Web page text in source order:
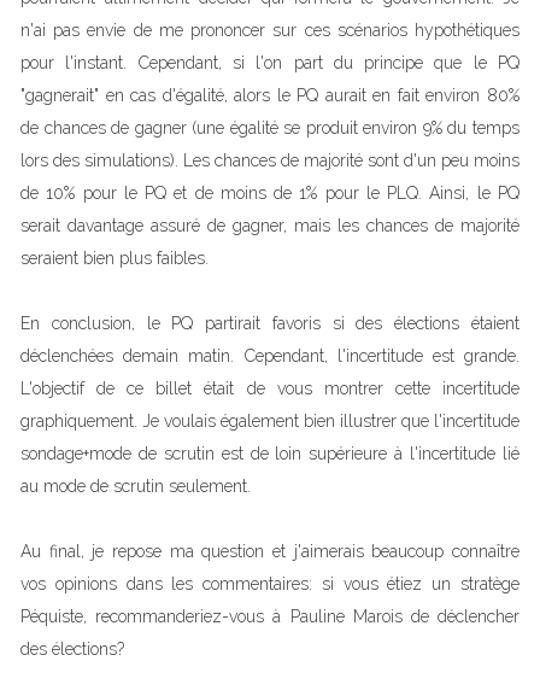
n'ai pas envie de me prononcer sur ces scénarios hypothétiques
pour l'instant. Cependant, si l'on part du principe que le PQ
"gagnerait" en cas d'égalité, alors le PQ aurait en fait environ 80%
de chances de gagner (une égalité se produit environ 9% du temps
lors des simulations). Les chances de majorité sont d'un peu moins
de 10% pour le PQ et de moins de 1% pour le PLQ. Ainsi, le PQ
serait davantage assuré de gagner, mais les chances de majorité
seraient bien plus faibles.
En conclusion, le PQ partirait favoris si des élections étaient
déclenchées demain matin. Cependant, l'incertitude est grande.
L'objectif de ce billet était de vous montrer cette incertitude
graphiquement. Je voulais également bien illustrer que l'incertitude
sondage+mode de scrutin est de loin supérieure à l'incertitude lié
au mode de scrutin seulement.
Au final, je repose ma question et j'aimerais beaucoup connaître
vos opinions dans les commentaires: si vous étiez un stratège
Péquiste, recommanderiez-vous à Pauline Marois de déclencher
des élections?